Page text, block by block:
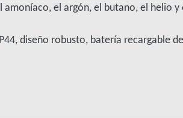
el argón, el butano, el helio y
diseño robusto, batería recargable